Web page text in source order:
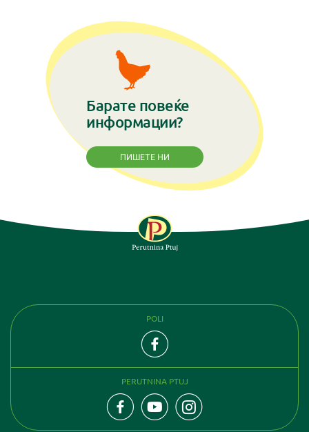
Барате повеќе
информации?
ПИШЕТЕ НИ
POLI
PERUTNINA PTUJ